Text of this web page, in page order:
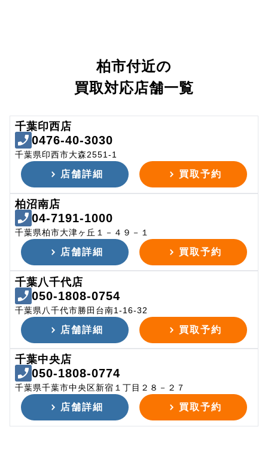
柏市付近の
買取対応店舗一覧
千葉印西店
0476-40-3030
千葉県印西市大森2551-1
店舗詳細 買取予約
柏沼南店
04-7191-1000
千葉県柏市大津ヶ丘１－４９－１
店舗詳細 買取予約
千葉八千代店
050-1808-0754
千葉県八千代市勝田台南1-16-32
店舗詳細 買取予約
千葉中央店
050-1808-0774
千葉県千葉市中央区新宿１丁目２８－２７
店舗詳細 買取予約